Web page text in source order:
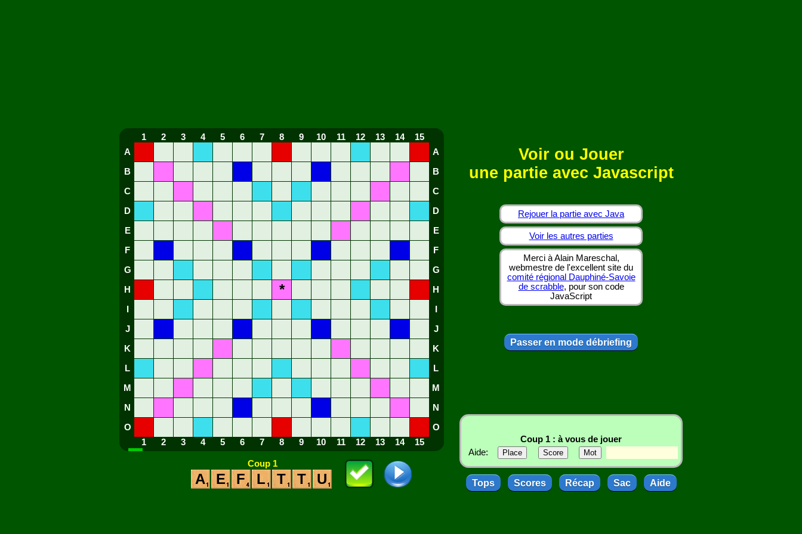
1 2 3 4 5 6 7 8 9 10 11 12 13 14
15
A
A
B B
C C
D D
E E
F F
G G
H * H
J J
K K
L L
M M
N N
O
O
1
2 3 4 5 6 7 8 9 10 11 12 13 14 15
Coup 1
A E F L T T U
Voir ou Jouer
une partie avec Javascript
Rejouer la partie avec Java
Voir les autres parties
Merci à Alain Mareschal,
webmestre de l'excellent site du
comité régional Dauphiné-Savoie
de scrabble, pour son code
JavaScript
Passer en mode débriefing
Coup 1 : à vous de jouer
Aide:
Tops Scores Récap Sac Aide